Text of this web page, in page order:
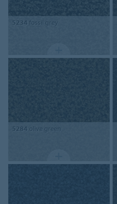
5234 fossil grey
5284 olive green